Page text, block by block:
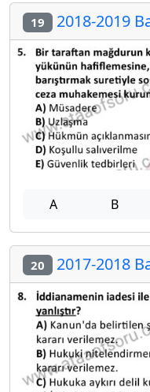
19 2018-2019
A B
20 2017-2018